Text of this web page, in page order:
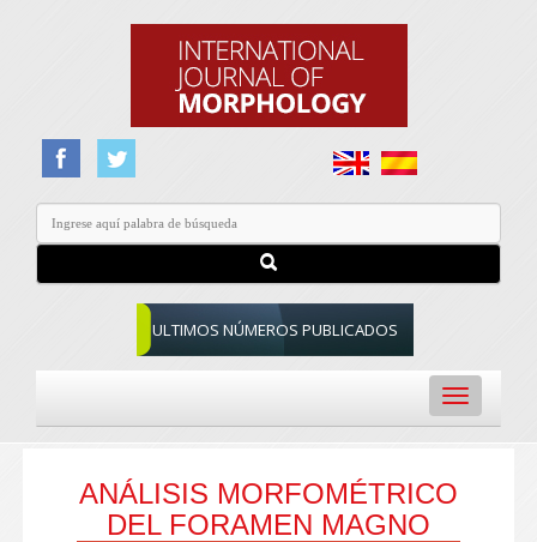
ULTIMOS NÚMEROS PUBLICADOS
Toggle
navigation
ANÁLISIS MORFOMÉTRICO
DEL FORAMEN MAGNO